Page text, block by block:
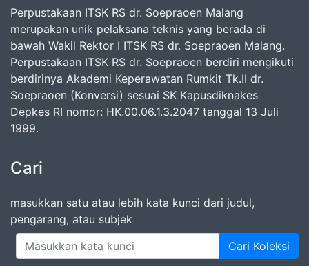
Perpustakaan ITSK RS dr. Soepraoen Malang
merupakan unik pelaksana teknis yang berada di
bawah Wakil Rektor I ITSK RS dr. Soepraoen Malang.
Perpustakaan ITSK RS dr. Soepraoen berdiri mengikuti
berdirinya Akademi Keperawatan Rumkit Tk.II dr.
Soepraoen (Konversi) sesuai SK Kapusdiknakes
Depkes RI nomor: HK.00.06.1.3.2047 tanggal 13 Juli
1999.
Cari
masukkan satu atau lebih kata kunci dari judul,
pengarang, atau subjek
Cari Koleksi